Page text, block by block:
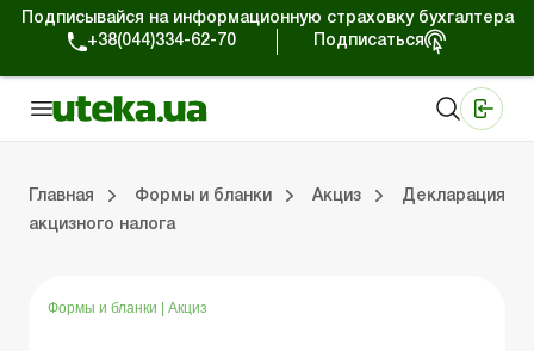
Подписывайся на информационную страховку бухгалтера
+38(044)334-62-70
Подписаться
Главная Формы и бланки Акциз
Декларация
акцизного налога
Формы и бланки Акциз